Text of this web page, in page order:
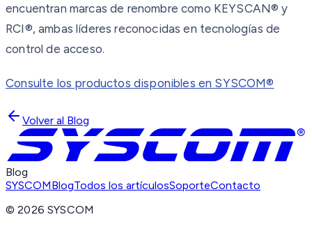
encuentran marcas de renombre como KEYSCAN® y
RCI®, ambas líderes reconocidas en tecnologías de
control de acceso.
Consulte los productos disponibles en SYSCOM®
Volver al Blog
Blog
SYSCOMBlogTodos los artículosSoporteContacto
©2026 SYSCOM